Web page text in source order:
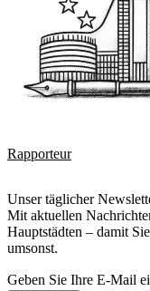
Rapporteur
Unser täglicher
Mit aktuellen
Hauptstädten – damit
umsonst.
Geben Sie Ihre E-Mail